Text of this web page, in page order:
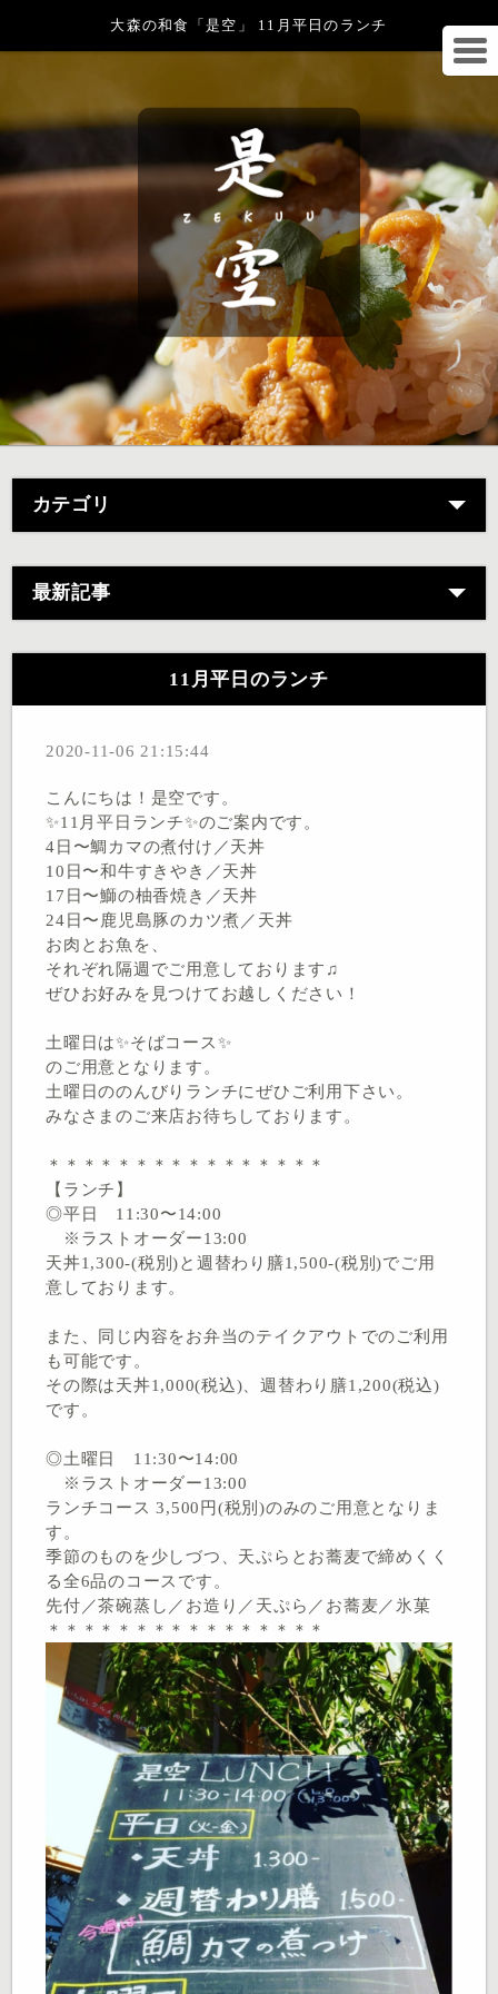
大森の和食「是空」 11月平日のランチ
カテゴリ
最新記事
11月平日のランチ
2020-11-06 21:15:44
こんにちは！是空です。
✨11月平日ランチ✨のご案内です。
4日〜鯛カマの煮付け／天丼
10日〜和牛すきやき／天丼
17日〜鰤の柚香焼き／天丼
24日〜鹿児島豚のカツ煮／天丼
お肉とお魚を、
それぞれ隔週でご用意しております♫
ぜひお好みを見つけてお越しください！
土曜日は✨そばコース✨
のご用意となります。
土曜日ののんびりランチにぜひご利用下さい。
みなさまのご来店お待ちしております。
＊＊＊＊＊＊＊＊＊＊＊＊＊＊＊＊
【ランチ】
◎平日 11:30〜14:00
※ラストオーダー13:00
天丼1,300-(税別)と週替わり膳1,500-(税別)でご用
意しております。
また、同じ内容をお弁当のテイクアウトでのご利用
も可能です。
その際は天丼1,000(税込)、週替わり膳1,200(税込)
です。
◎土曜日 11:30〜14:00
※ラストオーダー13:00
ランチコース 3,500円(税別)のみのご用意となりま
す。
季節のものを少しづつ、天ぷらとお蕎麦で締めくく
る全6品のコースです。
先付／茶碗蒸し／お造り／天ぷら／お蕎麦／氷菓
＊＊＊＊＊＊＊＊＊＊＊＊＊＊＊＊